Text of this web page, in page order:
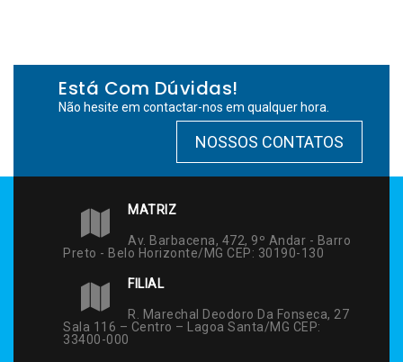
Está Com Dúvidas!
Não hesite em contactar-nos em qualquer hora.
NOSSOS CONTATOS
MATRIZ
Av. Barbacena, 472, 9º Andar - Barro
Preto - Belo Horizonte/MG CEP: 30190-130
FILIAL
R. Marechal Deodoro Da Fonseca, 27
Sala 116 – Centro – Lagoa Santa/MG CEP:
33400-000